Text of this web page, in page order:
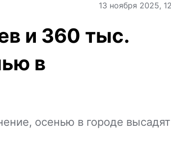
13 ноября 2025,
и 360 тыс.
в
осенью в городе высадят